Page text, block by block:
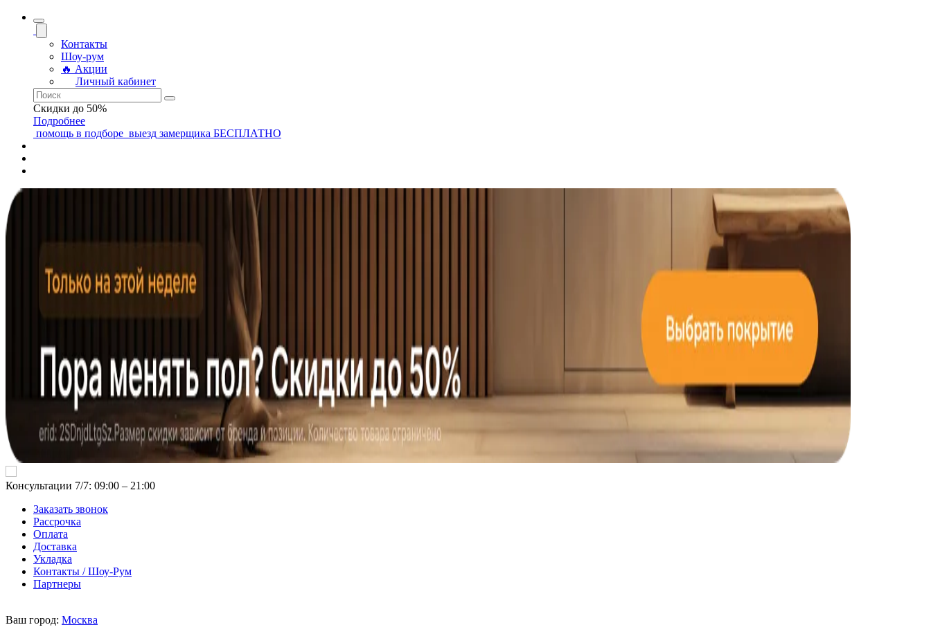
Контакты
Шоу-рум
🔥 Акции
Личный кабинет
Скидки до 50%
Подробнее
помощь в подборе выезд замерщика БЕСПЛАТНО
Консультации 7/7: 09:00 ‒ 21:00
Заказать звонок
Рассрочка
Оплата
Доставка
Укладка
Контакты / Шоу-Рум
Партнеры
Ваш город: Москва